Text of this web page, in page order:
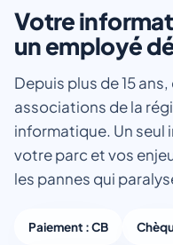
Votre
un employé
Depuis plus de 15
associations de la
informatique. Un
votre parc et vos
les pannes qui
Paiement : CB